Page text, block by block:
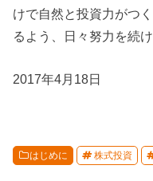
けで自然と投資力がつ
るよう、日々努力を続
2017年4月18日
はじめに 株式投資